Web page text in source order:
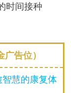
时间接种
告位）
慧的康复体